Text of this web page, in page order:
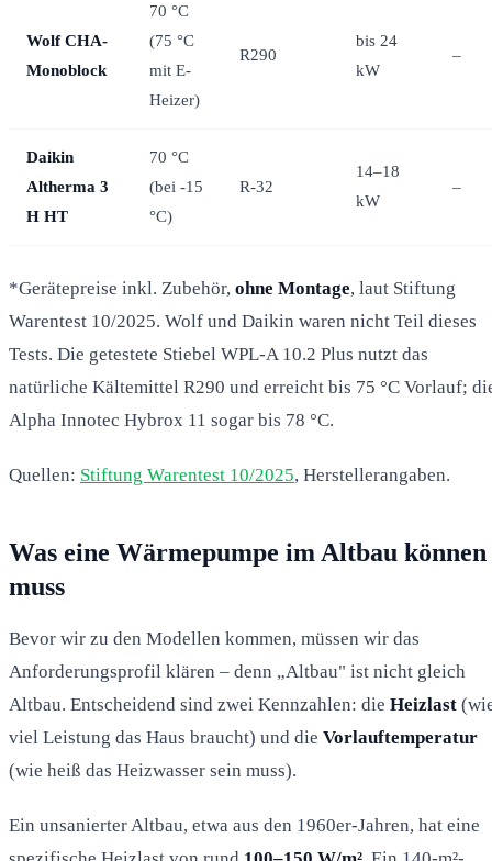
Wolf CHA-
Monoblock
70 °C
(75 °C
mit E-
Heizer)
R290
bis 24
kW
–
Daikin
Altherma 3
H HT
70 °C
(bei -15
°C)
R-32
14–18
kW
–
*Gerätepreise inkl. Zubehör, ohne Montage, laut Stiftung
Warentest 10/2025. Wolf und Daikin waren nicht Teil dieses
Tests. Die getestete Stiebel WPL-A 10.2 Plus nutzt das
natürliche Kältemittel R290 und erreicht bis 75 °C Vorlauf;
Alpha Innotec Hybrox 11 sogar bis 78 °C.
Quellen: Stiftung Warentest 10/2025, Herstellerangaben.
Was eine Wärmepumpe im Altbau können
muss
Bevor wir zu den Modellen kommen, müssen wir das
Anforderungsprofil klären – denn „Altbau" ist nicht gleich
Altbau. Entscheidend sind zwei Kennzahlen: die Heizlast
viel Leistung das Haus braucht) und die Vorlauftemperatur
(wie heiß das Heizwasser sein muss).
Ein unsanierter Altbau, etwa aus den 1960er-Jahren, hat eine